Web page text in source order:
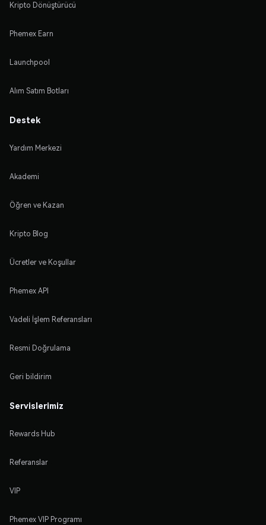
Kripto Dönüştürücü
Phemex Earn
Launchpool
Alım Satım Botları
Destek
Yardım Merkezi
Akademi
Öğren ve Kazan
Kripto Blog
Ücretler ve Koşullar
Phemex API
Vadeli İşlem Referansları
Resmi Doğrulama
Geri bildirim
Servislerimiz
Rewards Hub
Referanslar
VIP
Phemex VIP Programı